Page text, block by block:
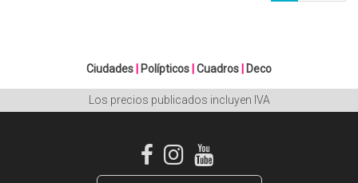
Ciudades Polípticos Cuadros Deco
Los precios publicados incluyen IVA